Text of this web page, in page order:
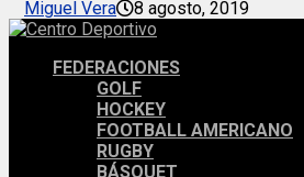
Miguel Vera 8 agosto, 2019
FEDERACIONES
GOLF
HOCKEY
FOOTBALL AMERICANO
RUGBY
BÁSQUET